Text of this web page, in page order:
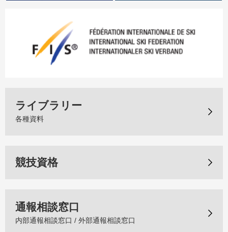
ライブラリー
各種資料
競技資格
通報相談窓口
内部通報相談窓口 / 外部通報相談窓口